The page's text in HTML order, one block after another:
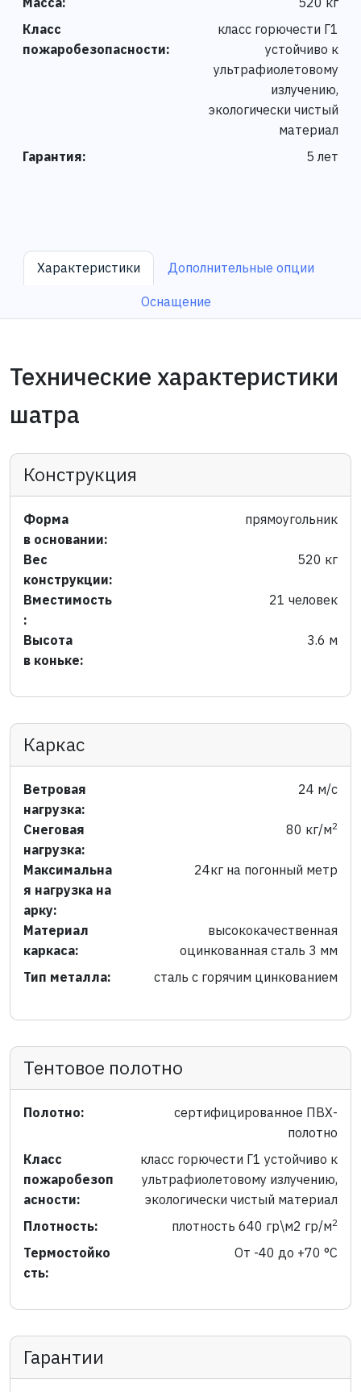
Класс
пожаробезопасности:
класс горючести Г1
устойчиво к
ультрафиолетовому
излучению,
экологически чистый
материал
Гарантия:
5 лет
Характеристики Дополнительные опции
Оснащение
Технические характеристики
шатра
Конструкция
Форма
в основании:
прямоугольник
Вес
конструкции:
520 кг
Вместимость
:
21 человек
Высота
в коньке:
3.6 м
Каркас
Ветровая
нагрузка:
24 м/с
Снеговая
нагрузка:
80 кг/м2
Максимальна
я нагрузка на
арку:
24кг на погонный метр
Материал
каркаса:
высококачественная
оцинкованная сталь 3 мм
Тип металла:
сталь с горячим цинкованием
Тентовое полотно
Полотно:
сертифицированное ПВХ-
полотно
Класс
пожаробезоп
асности:
класс горючести Г1 устойчиво к
ультрафиолетовому излучению,
экологически чистый материал
Плотность:
плотность 640 гр\м2 гр/м2
Термостойко
сть:
От -40 до +70 °C
Гарантии